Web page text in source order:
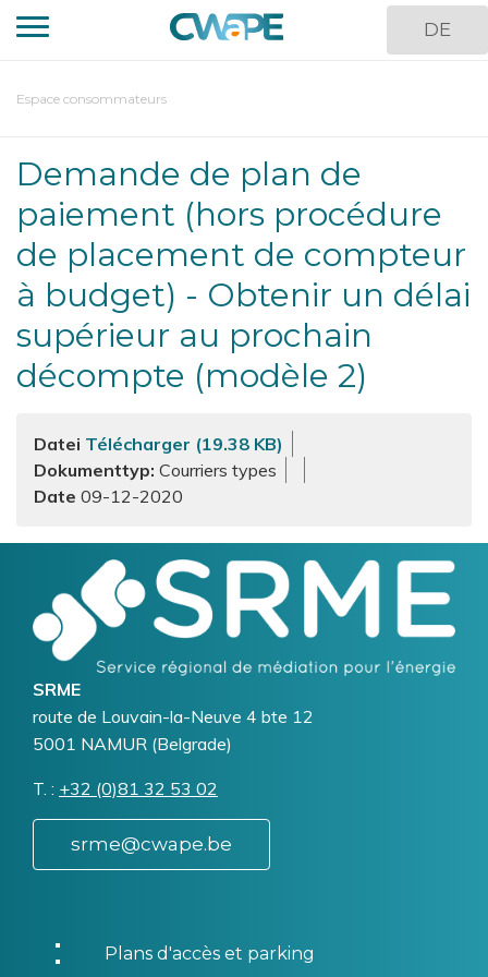
Direkt
zum
DE
You
here
Espace consommateurs
Demande de plan de
paiement (hors procédure
de placement de compteur
à budget) - Obtenir un délai
supérieur au prochain
décompte (modèle 2)
Datei Télécharger (19.38 KB)
Dokumenttyp Courriers types
09-12-2020
SRME
Addresse
route de Louvain-la-Neuve 4 bte 12
5001 NAMUR (Belgrade)
T. Téléphone
+32 (0)81 32 53 02
srme@cwape.be
Plans d'accès et parking